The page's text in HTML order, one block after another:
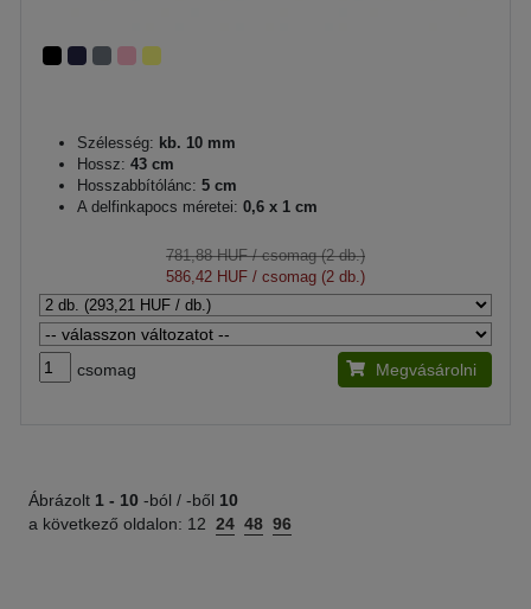
Szélesség: kb. 10 mm
Hossz: 43 cm
Hosszabbítólánc: 5 cm
A delfinkapocs méretei: 0,6 x 1 cm
781,88 HUF/ csomag (2 db.)
586,42 HUF / csomag (2 db.)
csomag Megvásárolni
Ábrázolt 1 - 10 -ból / -ből 10
a következő oldalon: 12 24 48 96